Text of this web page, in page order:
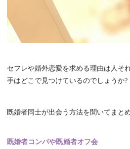
セフレや婚外恋愛を求める理由は人そ
手はどこで見つけているのでしょうか?
既婚者同士が出会う方法を聞いてまと
既婚者コンパや既婚者オフ会